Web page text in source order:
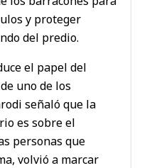
y proteger
del predio.
el papel del
uno de los
señaló que la
es sobre el
personas que
volvió a marcar